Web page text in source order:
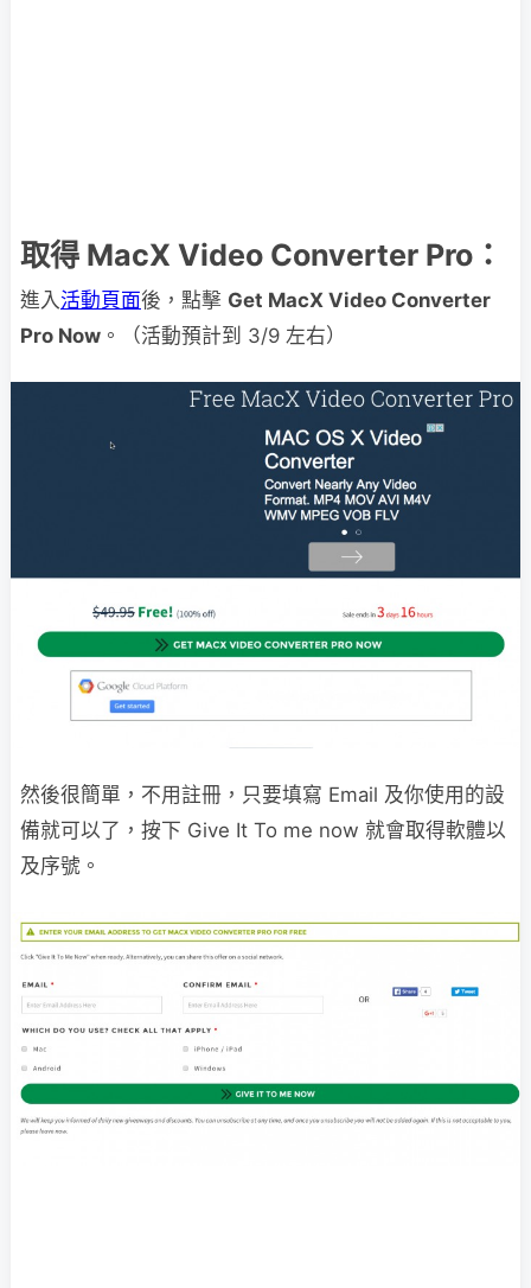
取得 MacX Video Converter Pro：
進入活動頁面後，點擊 Get MacX Video Converter
Pro Now 。（活動預計到 3/9 左右）
然後很簡單，不用註冊，只要填寫 Email 及你使用的設
備就可以了，按下 Give It To me now 就會取得軟體以
及序號。